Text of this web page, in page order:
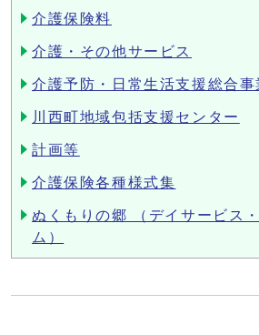
介護保険料
介護・その他サービス
介護予防・日常生活支援総合事
川西町地域包括支援センター
計画等
介護保険各種様式集
ぬくもりの郷 （デイサービス
ム）